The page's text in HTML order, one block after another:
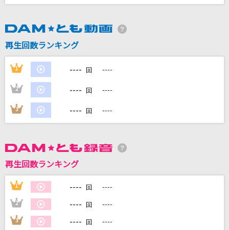
Runner
爆風スランプ(BAKUFU-SLUMP)
DAMの新曲・ランキングなど
カラオケ最新情報をチェック！
カラオケをもっと楽しもう！
再生回数ランキング
1 ---- 回 ----
2 ---- 回 ----
3 ---- 回 ----
再生回数ランキング
1 ---- 回 ----
2 ---- 回 ----
3 ---- 回 ----